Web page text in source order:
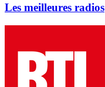
Les meilleures radios